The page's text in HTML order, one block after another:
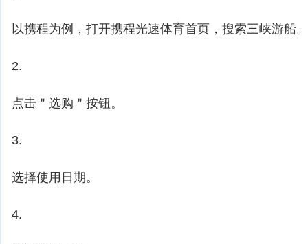
以携程为例，打开携程光速体育首页，搜索三峡游船。
2.
点击＂选购＂按钮。
3.
选择使用日期。
4.